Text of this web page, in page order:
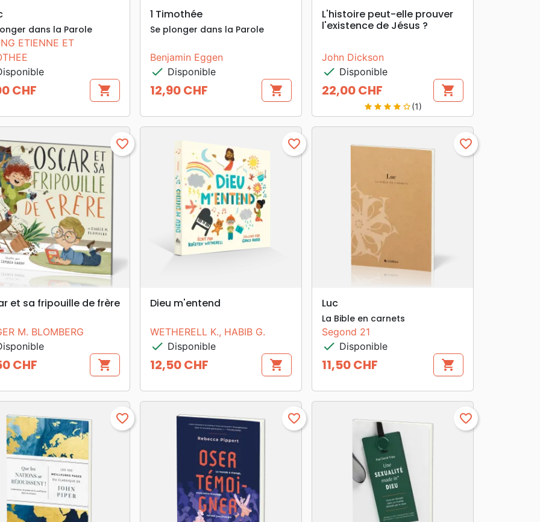
dans la Parole
ETIENNE ET
CHF shopping_cart
search APERÇU RAPIDE
1 Timothée
Se plonger dans la Parole
Benjamin Eggen
check Disponible
Prix
12,90 CHF shopping_cart
search APERÇU RAPIDE
L'histoire peut-elle prouver
l'existence de Jésus ?
John Dickson
check Disponible
Prix
22,00 CHF shopping_cart
star star star star star_border(1)
APERÇU RAPIDE
favorite_border
et sa fripouille de frère
M. BLOMBERG
CHF shopping_cart
search APERÇU RAPIDE
favorite_border
Dieu m'entend
WETHERELL K., HABIB G.
check Disponible
Prix
12,50 CHF shopping_cart
favorite_border
Luc
La Bible en carnets
Segond 21
check Disponible
Prix
11,50 CHF shopping_cart
favorite_border favorite_border favorite_border